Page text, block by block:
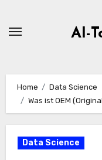
AI-
Home
Data Science
Was ist OEM
Data Science